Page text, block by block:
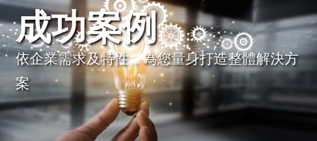
成功案例
依企業需求及特性，為您量身打造整體解決方
案